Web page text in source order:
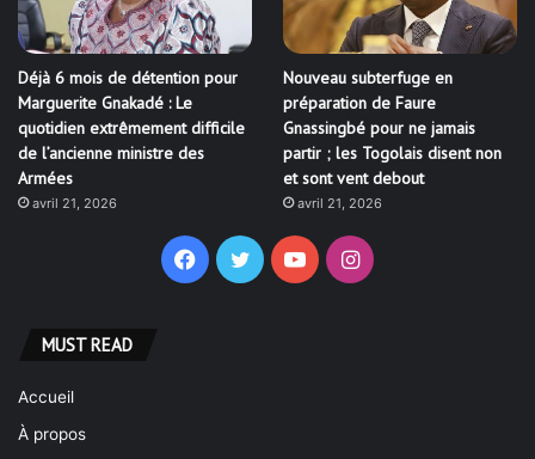
Déjà 6 mois de détention pour
Marguerite Gnakadé : Le
quotidien extrêmement difficile
de l’ancienne ministre des
Armées
avril 21, 2026
Nouveau subterfuge en
préparation de Faure
Gnassingbé pour ne jamais
partir ; les Togolais disent non
et sont vent debout
avril 21, 2026
Facebook
TwitterYouTubeInstagram
MUST READ
Accueil
À propos